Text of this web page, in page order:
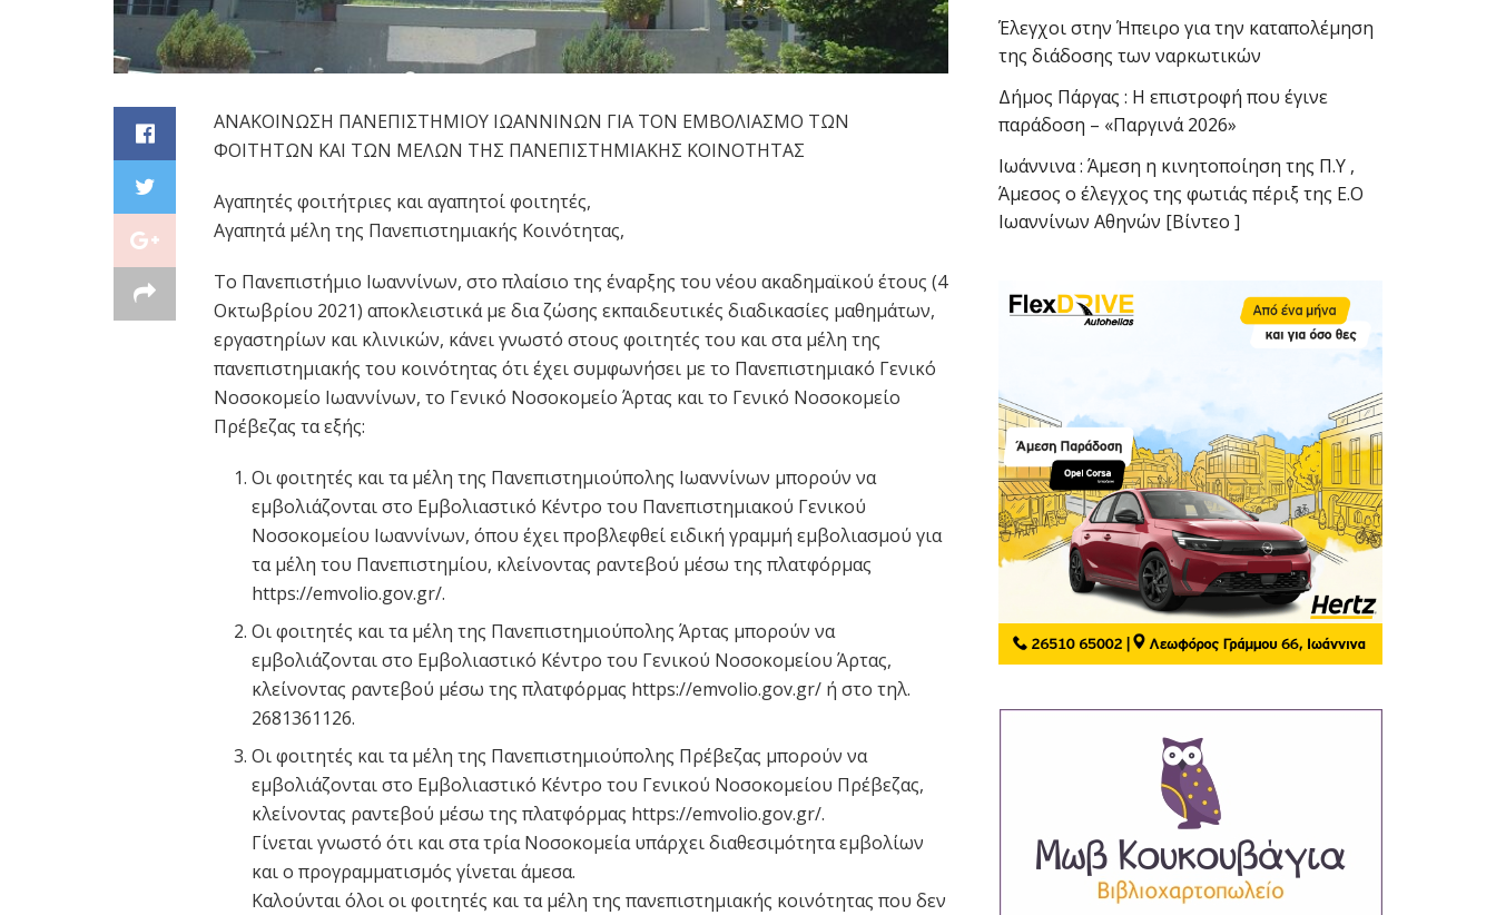
ΑΝΑΚΟΙΝΩΣΗ ΠΑΝΕΠΙΣΤΗΜΙΟΥ ΙΩΑΝΝΙΝΩΝ ΓΙΑ ΤΟΝ ΕΜΒΟΛΙΑΣΜΟ ΤΩΝ
ΦΟΙΤΗΤΩΝ ΚΑΙ ΤΩΝ ΜΕΛΩΝ ΤΗΣ ΠΑΝΕΠΙΣΤΗΜΙΑΚΗΣ ΚΟΙΝΟΤΗΤΑΣ
Αγαπητές φοιτήτριες και αγαπητοί φοιτητές,
Αγαπητά μέλη της Πανεπιστημιακής Κοινότητας,
Το Πανεπιστήμιο Ιωαννίνων, στο πλαίσιο της έναρξης του νέου ακαδημαϊκού έτους (4
Οκτωβρίου 2021) αποκλειστικά με δια ζώσης εκπαιδευτικές διαδικασίες μαθημάτων,
εργαστηρίων και κλινικών, κάνει γνωστό στους φοιτητές του και στα μέλη της
πανεπιστημιακής του κοινότητας ότι έχει συμφωνήσει με το Πανεπιστημιακό Γενικό
Νοσοκομείο Ιωαννίνων, το Γενικό Νοσοκομείο Άρτας και το Γενικό Νοσοκομείο
Πρέβεζας τα εξής:
Οι φοιτητές και τα μέλη της Πανεπιστημιούπολης Ιωαννίνων μπορούν να
εμβολιάζονται στο Εμβολιαστικό Κέντρο του Πανεπιστημιακού Γενικού
Νοσοκομείου Ιωαννίνων, όπου έχει προβλεφθεί ειδική γραμμή εμβολιασμού για
τα μέλη του Πανεπιστημίου, κλείνοντας ραντεβού μέσω της πλατφόρμας
https://emvolio.gov.gr/.
Οι φοιτητές και τα μέλη της Πανεπιστημιούπολης Άρτας μπορούν να
εμβολιάζονται στο Εμβολιαστικό Κέντρο του Γενικού Νοσοκομείου Άρτας,
κλείνοντας ραντεβού μέσω της πλατφόρμας https://emvolio.gov.gr/ ή στο τηλ.
2681361126.
Οι φοιτητές και τα μέλη της Πανεπιστημιούπολης Πρέβεζας μπορούν να
εμβολιάζονται στο Εμβολιαστικό Κέντρο του Γενικού Νοσοκομείου Πρέβεζας,
κλείνοντας ραντεβού μέσω της πλατφόρμας https://emvolio.gov.gr/.
Γίνεται γνωστό ότι και στα τρία Νοσοκομεία υπάρχει διαθεσιμότητα εμβολίων
και ο προγραμματισμός γίνεται άμεσα.
Καλούνται όλοι οι φοιτητές και τα μέλη της πανεπιστημιακής κοινότητας που δεν
Έλεγχοι στην Ήπειρο για την καταπολέμηση
της διάδοσης των ναρκωτικών
Δήμος Πάργας : Η επιστροφή που έγινε
παράδοση – «Παργινά 2026»
Ιωάννινα : Άμεση η κινητοποίηση της Π.Υ ,
Άμεσος ο έλεγχος της φωτιάς πέριξ της Ε.Ο
Ιωαννίνων Αθηνών [Βίντεο ]